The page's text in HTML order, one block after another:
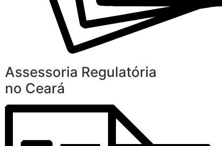
Assessoria Regulatória
no Ceará